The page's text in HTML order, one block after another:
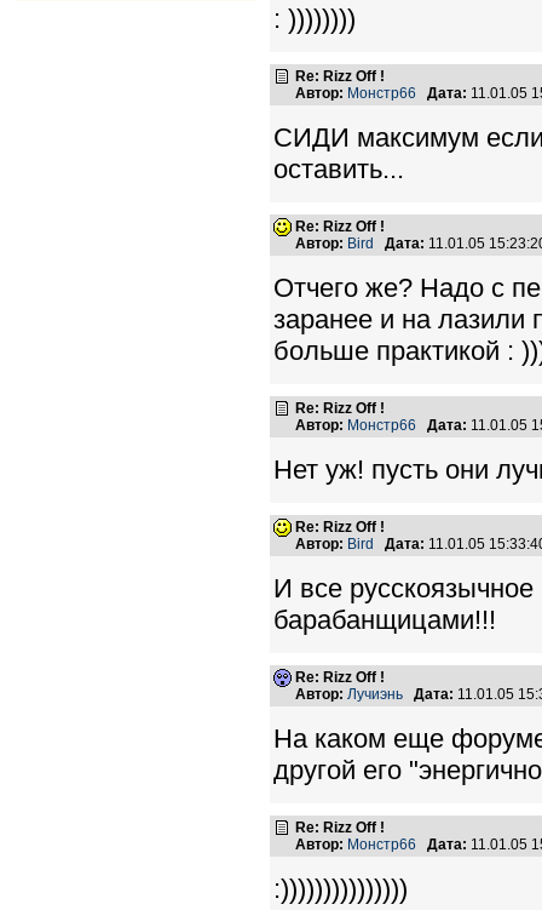
: ))))))))
Re: Rizz Off !
Автор: Монстр66 Дата: 11.01.05
СИДИ максимум если
оставить...
Re: Rizz Off !
Автор: Bird Дата: 11.01.05
Отчего же? Надо с
заранее и на лазили
больше практикой :
Re: Rizz Off !
Автор: Монстр66 Дата: 11.01.05
Нет уж! пусть они
Re: Rizz Off !
Автор: Bird Дата: 11.01.05
И все
барабанщицами!!!
Re: Rizz Off !
Автор: Лучиэнь Дата: 11.01.05
На каком еще
другой его
Re: Rizz Off !
Автор: Монстр66 Дата: 11.01.05
:)))))))))))))))